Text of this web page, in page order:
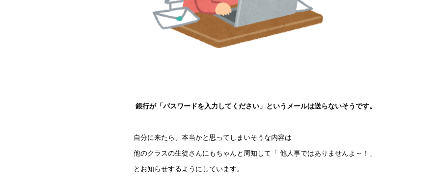
銀行が「パスワードを入力してください」というメールは送らないそうです。
自分に来たら、本当かと思ってしまいそうな内容は
他のクラスの生徒さんにもちゃんと周知して「 他人事ではありませんよ～！」
とお知らせするようにしています。